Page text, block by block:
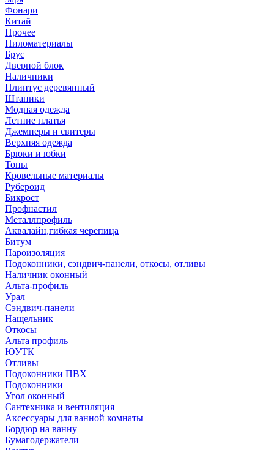
Фонари
Китай
Прочее
Пиломатериалы
Брус
Дверной блок
Наличники
Плинтус деревянный
Штапики
Модная одежда
Летние платья
Джемперы и свитеры
Верхняя одежда
Брюки и юбки
Топы
Кровельные материалы
Рубероид
Бикрост
Профнастил
Металлпрофиль
Аквалайн,гибкая черепица
Битум
Пароизоляция
Подоконники, сэндвич-панели, откосы, отливы
Наличник оконный
Альта-профиль
Урал
Сэндвич-панели
Нащельник
Откосы
Альта профиль
ЮУТК
Отливы
Подоконники ПВХ
Подоконники
Угол оконный
Сантехника и вентиляция
Аксессуары для ванной комнаты
Бордюр на ванну
Бумагодержатели